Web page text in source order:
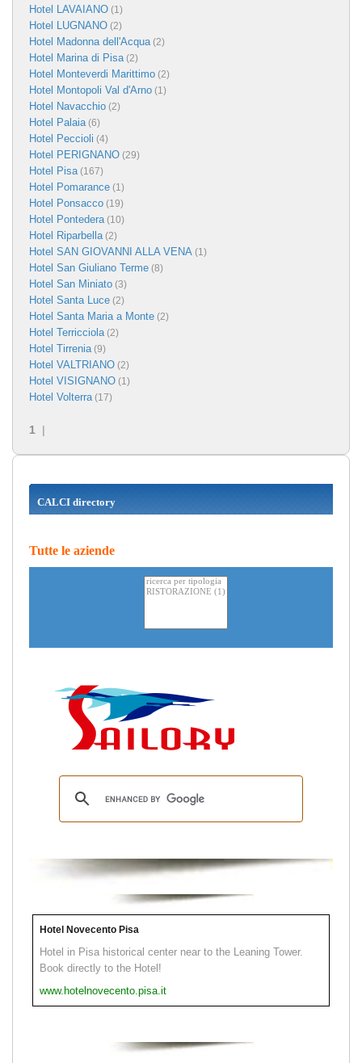
Hotel LAVAIANO (1)
Hotel LUGNANO (2)
Hotel Madonna dell'Acqua(2)
Hotel Marina di Pisa(2)
Hotel Monteverdi Marittimo (2)
Hotel Montopoli Val d'Arno (1)
Hotel Navacchio (2)
Hotel Palaia(6)
Hotel Peccioli (4)
Hotel PERIGNANO (29)
Hotel Pisa(167)
Hotel Pomarance (1)
Hotel Ponsacco (19)
Hotel Pontedera(10)
Hotel Riparbella(2)
Hotel SAN GIOVANNI ALLA VENA (1)
Hotel San Giuliano Terme (8)
Hotel San Miniato (3)
Hotel Santa Luce (2)
Hotel Santa Maria a Monte (2)
Hotel Terricciola(2)
Hotel Tirrenia(9)
Hotel VALTRIANO (2)
Hotel VISIGNANO (1)
Hotel Volterra(17)
1 |
CALCI directory
Tutte le aziende
Hotel Novecento Pisa
Hotel in Pisa historical center near to the Leaning Tower.
Book directly to the Hotel!
www.hotelnovecento.pisa.it